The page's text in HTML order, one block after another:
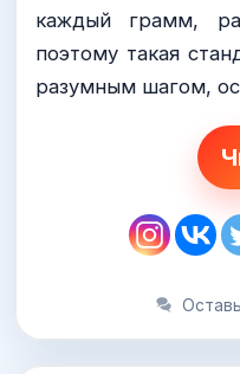
каждый грамм,
поэтому такая
разумным шагом,